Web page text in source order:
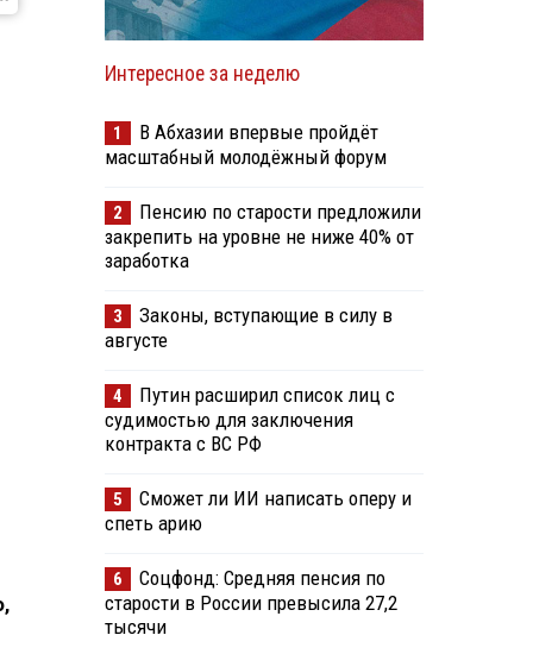
Интересное за неделю
1
В Абхазии впервые пройдёт
масштабный молодёжный форум
2
Пенсию по старости предложили
закрепить на уровне не ниже 40% от
заработка
3
Законы, вступающие в силу в
августе
4
Путин расширил список лиц с
судимостью для заключения
контракта с ВС РФ
5
Сможет ли ИИ написать оперу и
спеть арию
6
Соцфонд: Средняя пенсия по
старости в России превысила 27,2
тысячи